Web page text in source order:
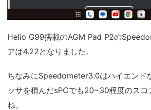
Helio G99搭載のAGM Pad P2の
アは4.22となりました。
ちなみにSpeedometer3.0はハイエンド
ッサを積んだsPCでも20~30程度のスコ
ね。